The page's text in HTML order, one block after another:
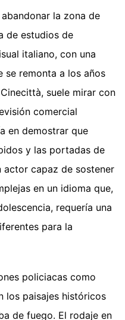
la zona de
de estudios de
italiano, con una
remonta a los años
suele mirar con
comercial
en demostrar que
y las portadas de
actor capaz de sostener
en un idioma que,
requería una
para la
policiacas como
los paisajes históricos
de fuego. El rodaje en